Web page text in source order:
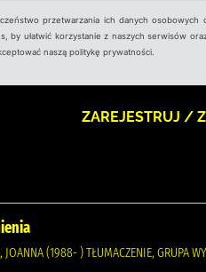
przetwarzania ich danych
ułatwić korzystanie z naszych serwisów
naszą politykę prywatności.
ZAREJESTRUJ /
(1988- ) TŁUMACZENIE, GRUPA